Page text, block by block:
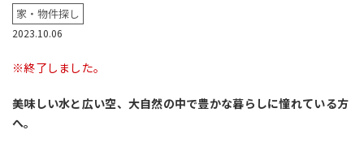
家・物件探し
2023.10.06
※終了しました。
美味しい水と広い空、大自然の中で豊かな暮らしに憧れている方
へ。